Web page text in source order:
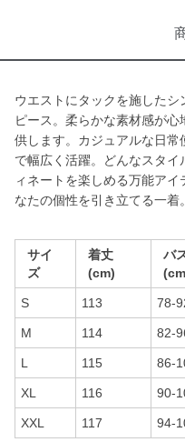
ウエストにタックを施した
ピース。柔らかな素材感が
供します。カジュアルな日常
で幅広く活躍。どんなスタ
ィネートを楽しめる万能ア
なたの個性を引き立てる一着。
サイ
ズ
着丈
(cm)
バ
S 113 78-
M 114 82-
L 115 86-
XL 116 90-
XXL 117 94-